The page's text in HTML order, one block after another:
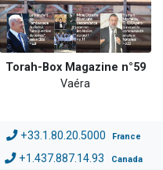
Torah-Box Magazine n°59
Vaéra
+33.1.80.20.5000 France
+1.437.887.14.93 Canada